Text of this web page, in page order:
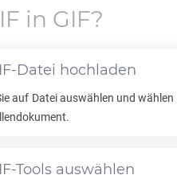
in GIF?
-Datei hochladen
auf Datei auswählen und
-Tools auswählen